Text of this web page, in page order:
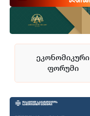
ეკონომიკური
ფორუმი